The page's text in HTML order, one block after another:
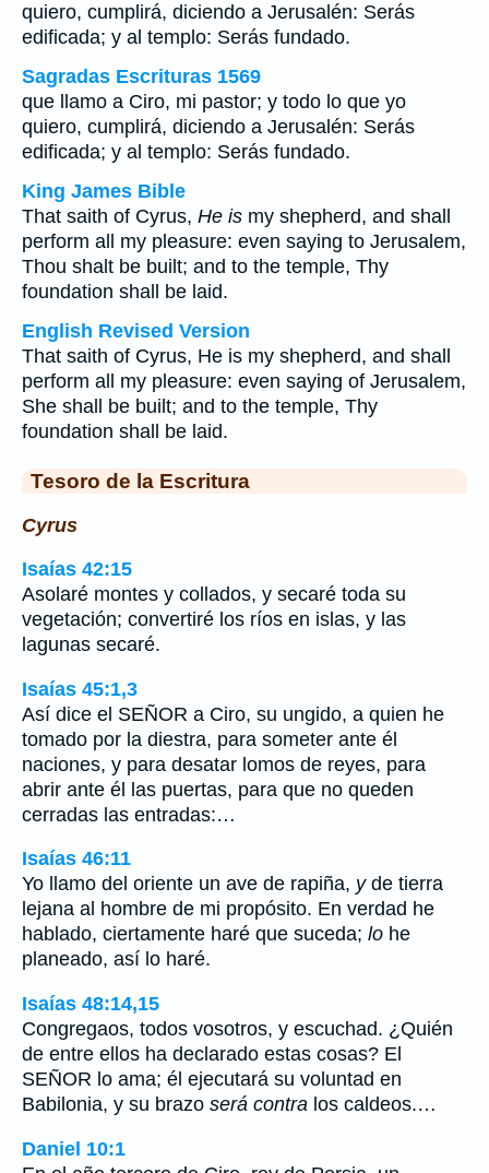
quiero, cumplirá, diciendo a Jerusalén: Serás
edificada; y al templo: Serás fundado.
Sagradas Escrituras 1569
que llamo a Ciro, mi pastor; y todo lo que yo
quiero, cumplirá, diciendo a Jerusalén: Serás
edificada; y al templo: Serás fundado.
King James Bible
That saith of Cyrus, He is my shepherd, and shall
perform all my pleasure: even saying to Jerusalem,
Thou shalt be built; and to the temple, Thy
foundation shall be laid.
English Revised Version
That saith of Cyrus, He is my shepherd, and shall
perform all my pleasure: even saying of Jerusalem,
She shall be built; and to the temple, Thy
foundation shall be laid.
Tesoro de la Escritura
Cyrus
Isaías 42:15
Asolaré montes y collados, y secaré toda su
vegetación; convertiré los ríos en islas, y las
lagunas secaré.
Isaías 45:1,3
Así dice el SEÑOR a Ciro, su ungido, a quien he
tomado por la diestra, para someter ante él
naciones, y para desatar lomos de reyes, para
abrir ante él las puertas, para que no queden
cerradas las entradas:…
Isaías 46:11
Yo llamo del oriente un ave de rapiña, yde tierra
lejana al hombre de mi propósito. En verdad he
hablado, ciertamente haré que suceda; lo he
planeado, así lo haré.
Isaías 48:14,15
Congregaos, todos vosotros, y escuchad. ¿Quién
de entre ellos ha declarado estas cosas? El
SEÑOR lo ama; él ejecutará su voluntad en
Babilonia, y su brazo será contra los caldeos.…
Daniel 10:1